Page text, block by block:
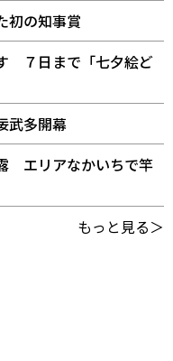
初の知事賞
７日まで「七夕絵ど
武多開幕
エリアなかいちで竿
もっと見る＞